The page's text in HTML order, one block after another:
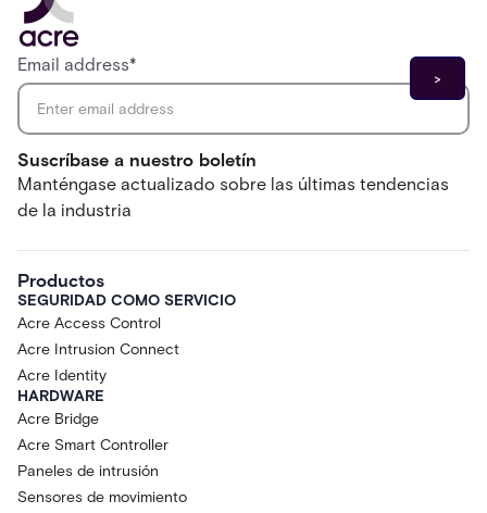
Suscríbase a nuestro boletín
Manténgase actualizado sobre las últimas tendencias
de la industria
Email address*
Productos
SEGURIDAD COMO SERVICIO
Acre Access Control
Acre Intrusion Connect
Acre Identity
HARDWARE
Acre Bridge
Acre Smart Controller
Paneles de intrusión
Sensores de movimiento